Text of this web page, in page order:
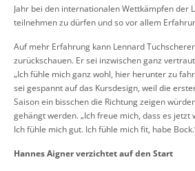
Jahr bei den internationalen Wettkämpfen der
teilnehmen zu dürfen und so vor allem
Auf mehr Erfahrung kann Lennard
zurückschauen. Er sei inzwischen ganz
„Ich fühle mich ganz wohl, hier herunter zu
sei gespannt auf das Kursdesign, weil die
Saison ein bisschen die Richtung zeigen
gehängt werden. „Ich freue mich, dass es
Ich fühle mich gut. Ich fühle mich fit, habe
Hannes Aigner verzichtet auf den Start